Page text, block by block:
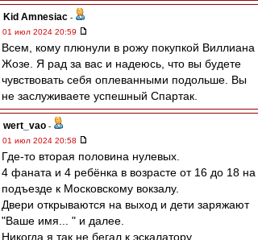
Kid Amnesiac -
01 июл 2024 20:59
Всем, кому плюнули в рожу покупкой Виллиана
Жозе. Я рад за вас и надеюсь, что вы будете
чувствовать себя оплеванными подольше. Вы
не заслуживаете успешный Спартак.
wert_vao -
01 июл 2024 20:58
Где-то вторая половина нулевых.
4 фаната и 4 ребёнка в возрасте от 16 до 18 на
подъезде к Московскому вокзалу.
Двери открываются на выход и дети заряжают
"Ваше имя... " и далее.
Никогда я так не бегал к эскалатору